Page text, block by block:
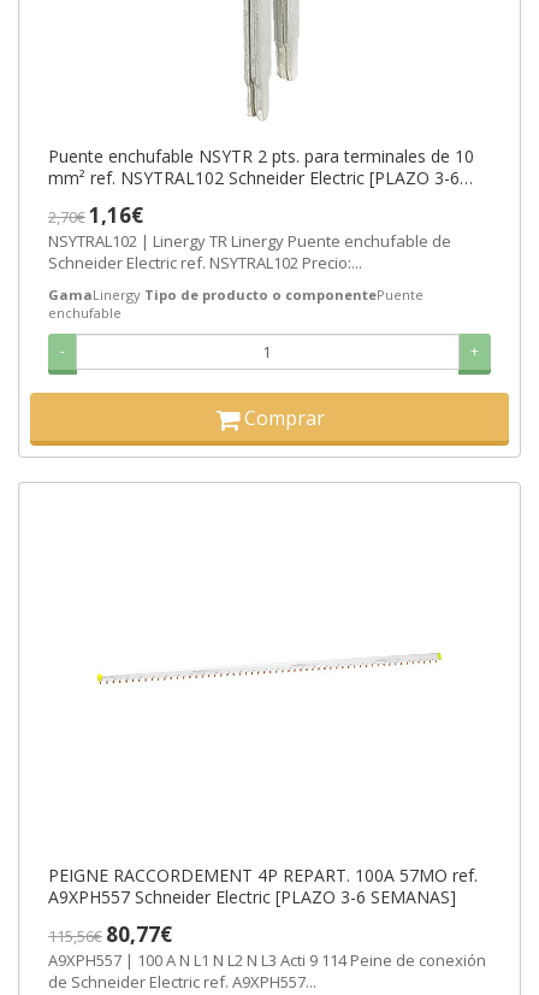
Puente enchufable NSYTR 2 pts. para terminales de 10
mm² ref. NSYTRAL102 Schneider Electric [PLAZO 3-6
2,70€1,16€
NSYTRAL102 | Linergy TR Linergy Puente enchufable de
Schneider Electric ref. NSYTRAL102 Precio:...
GamaLinergy Tipo de producto o componentePuente
enchufable
- +
Comprar
PEIGNE RACCORDEMENT 4P REPART. 100A 57MO ref.
A9XPH557 Schneider Electric [PLAZO 3-6 SEMANAS]
115,56€ 80,77€
A9XPH557 | 100 A N L1 N L2 N L3 Acti 9 114 Peine de conexión
de Schneider Electric ref. A9XPH557...